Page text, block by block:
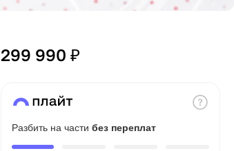
299 990 ₽
Разбить на части без переплат